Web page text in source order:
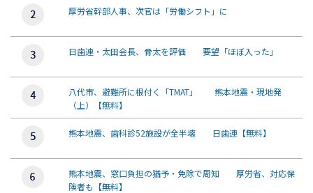
厚労省幹部人事、次官は「労働シフト」に
日歯連・太田会長、骨太を評価 要望「ほぼ入った」
八代市、避難所に根付く「TMAT」 熊本地震・現地発
（上）【無料】
熊本地震、歯科診52施設が全半壊 日歯連【無料】
熊本地震、窓口負担の猶予・免除で周知 厚労省、対応保
険者も【無料】